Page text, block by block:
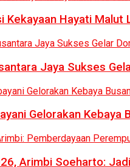
Kekayaan Hayati Malut
Jaya Sukses
Gelorakan Kebaya
Arimbi Soeharto: